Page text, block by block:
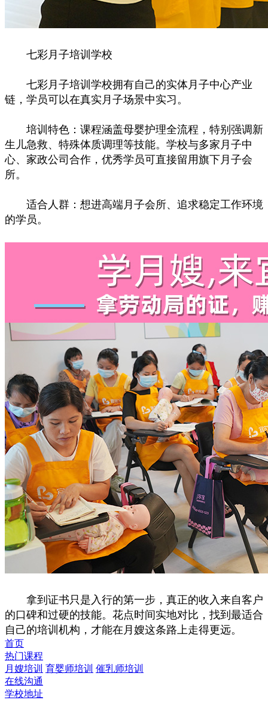
七彩月子培训学校
七彩月子培训学校拥有自己的实体月子中心产业
链，学员可以在真实月子场景中实习。
培训特色：课程涵盖母婴护理全流程，特别强调新
生儿急救、特殊体质调理等技能。学校与多家月子中
心、家政公司合作，优秀学员可直接留用旗下月子会
所。
适合人群：想进高端月子会所、追求稳定工作环境
的学员。
拿到证书只是入行的第一步，真正的收入来自客户
的口碑和过硬的技能。花点时间实地对比，找到最适合
自己的培训机构，才能在月嫂这条路上走得更远。
首页
热门课程
月嫂培训 育婴师培训 催乳师培训
在线沟通
学校地址